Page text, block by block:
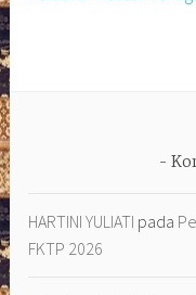
HARTINI YULIATI pada
FKTP 2026